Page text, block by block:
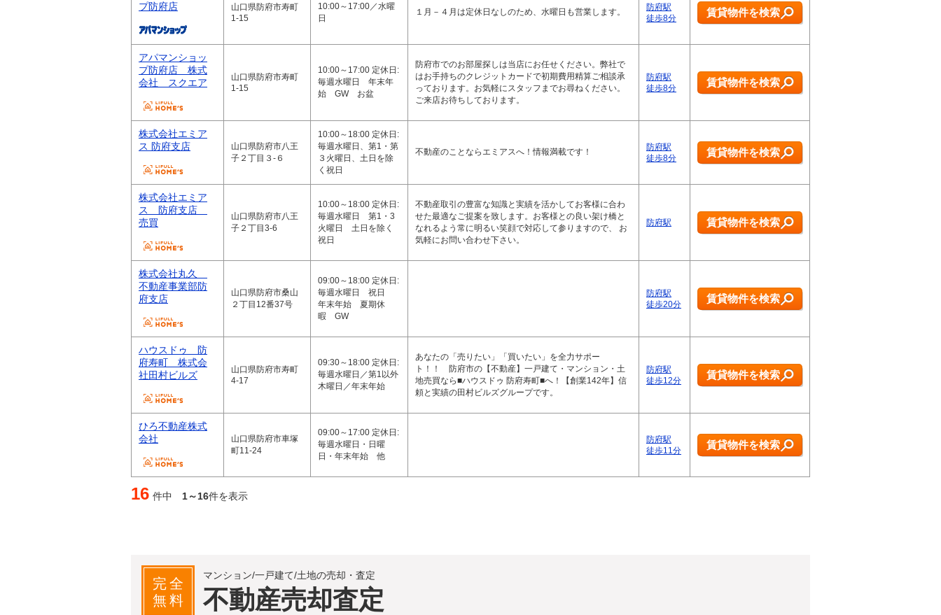
プ防府店
山口県防府市寿町
1-15
10:00～17:00／水曜
日
１月－４月は定休日なしのため、水曜日も営業します。
防府駅
徒歩8分
賃貸物件を検索
アパマンショッ
プ防府店 株式
会社 スクエア
山口県防府市寿町
1-15
10:00～17:00 定休日:
毎週水曜日 年末年
始 GW お盆
防府市でのお部屋探しは当店にお任せください。弊社で
はお手持ちのクレジットカードで初期費用精算ご相談承
っております。お気軽にスタッフまでお尋ねください。
ご来店お待ちしております。
防府駅
徒歩8分
賃貸物件を検索
株式会社エミア
ス 防府支店
山口県防府市八王
子２丁目３-６
10:00～18:00 定休日:
毎週水曜日、第1・第
３火曜日、土日を除
く祝日
不動産のことならエミアスへ！情報満載です！
防府駅
徒歩8分
賃貸物件を検索
株式会社エミア
ス 防府支店＿
売買
山口県防府市八王
子２丁目3-6
10:00～18:00 定休日:
毎週水曜日 第1・3
火曜日 土日を除く
祝日
不動産取引の豊富な知識と実績を活かしてお客様に合わ
せた最適なご提案を致します。お客様との良い架け橋と
なれるよう常に明るい笑顔で対応して参りますので、 お
気軽にお問い合わせ下さい。
防府駅 賃貸物件を検索
株式会社丸久
不動産事業部防
府支店
山口県防府市桑山
２丁目12番37号
09:00～18:00 定休日:
毎週水曜日 祝日
年末年始 夏期休
暇 GW
防府駅
徒歩20分
賃貸物件を検索
ハウスドゥ 防
府寿町 株式会
社田村ビルズ
山口県防府市寿町
4-17
09:30～18:00 定休日:
毎週水曜日／第1以外
木曜日／年末年始
あなたの「売りたい」「買いたい」を全力サポー
ト！！ 防府市の【不動産】一戸建て・マンション・土
地売買なら■ハウスドゥ 防府寿町■へ！【創業142年】信
頼と実績の田村ビルズグループです。
防府駅
徒歩12分
賃貸物件を検索
ひろ不動産株式
会社
山口県防府市車塚
町11-24
09:00～17:00 定休日:
毎週水曜日・日曜
日・年末年始 他
防府駅
徒歩11分
賃貸物件を検索
16 件中 1～16件を表示
完全
無料
マンション/一戸建て/土地の売却・査定
不動産売却査定